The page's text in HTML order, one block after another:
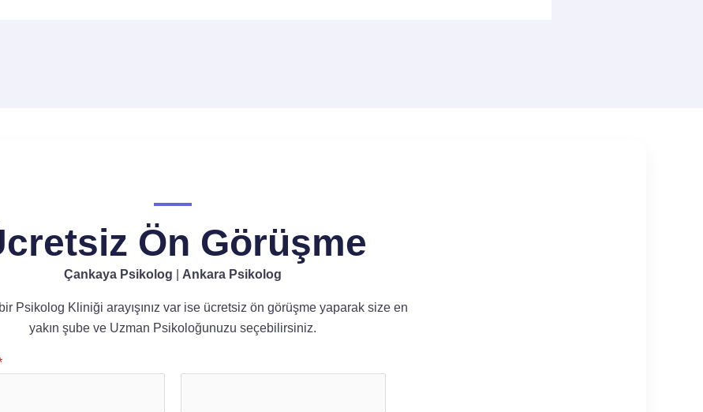
Ön Görüşme
Çankaya Psikolog Ankara Psikolog
Psikolog Kliniği arayışınız var ise ücretsiz ön görüşme yaparak size en
yakın şube ve Uzman Psikoloğunuzu seçebilirsiniz.